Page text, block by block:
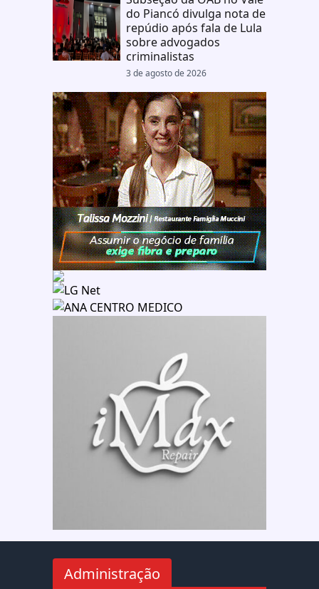
do Piancó divulga nota de
repúdio após fala de Lula
sobre advogados
criminalistas
3 de agosto de 2026
Administração